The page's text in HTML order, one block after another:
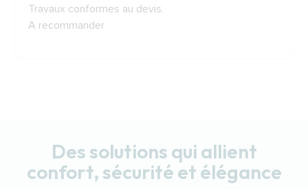
Travaux conformes au devis.
A recommander
Des solutions qui allient
confort, sécurité et élégance